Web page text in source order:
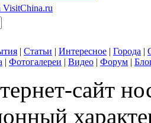
VisitChina.ru
| Статьи | Интересное | Города |
| Фотогалереи | Видео | Форум |
сайт